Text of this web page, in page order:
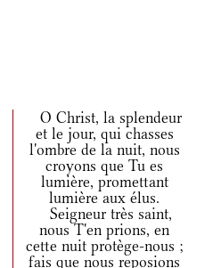
O Christ, la splendeur
et le jour, qui chasses
l'ombre de la nuit, nous
croyons que Tu es
lumière, promettant
lumière aux élus.
Seigneur très saint,
nous T'en prions, en
cette nuit protège-nous ;
fais que nous reposions